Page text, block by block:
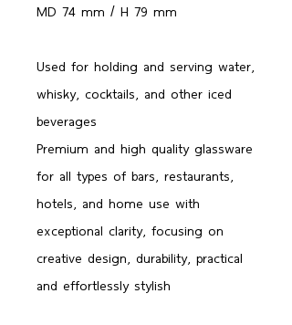
MD 74 mm / H 79 mm
Used for holding and serving water,
whisky, cocktails, and other iced
beverages
Premium and high quality glassware
for all types of bars, restaurants,
hotels, and home use with
exceptional clarity, focusing on
creative design, durability, practical
and effortlessly stylish